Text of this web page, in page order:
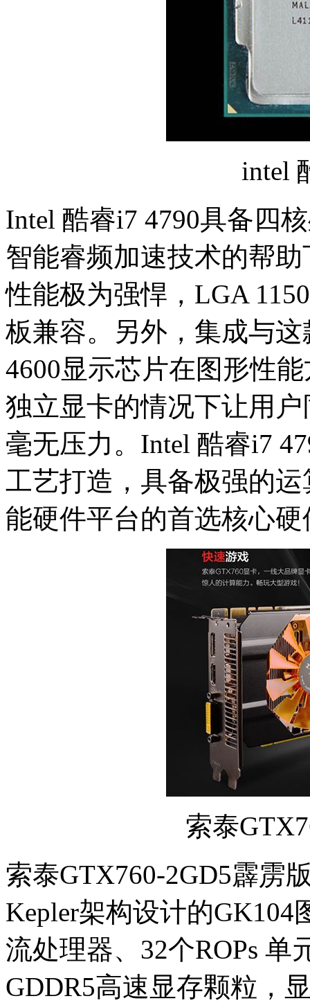
intel
Intel 酷睿i7 4790具备四
智能睿频加速技术的帮
性能极为强悍，LGA
板兼容。另外，集成与
4600显示芯片在图形性
独立显卡的情况下让用
毫无压力。Intel 酷睿i7
工艺打造，具备极强的
能硬件平台的首选核心
索泰
索泰GTX760-2GD5霹雳
Kepler架构设计的GK104
流处理器、32个ROPs 单
GDDR5高速显存颗粒，